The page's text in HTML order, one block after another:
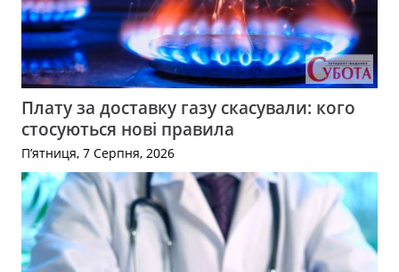
Плату за доставку газу скасували: кого
стосуються нові правила
П’ятниця, 7 Серпня, 2026